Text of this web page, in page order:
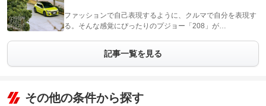
ファッションで自己表現するように、クルマで自分を表現す
る。そんな感覚にぴったりのプジョー「208」が…
記事一覧を見る
その他の条件から探す